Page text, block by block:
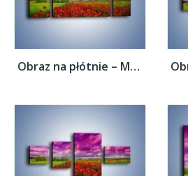
Obraz na płótnie – Maki nad fioletowymi...